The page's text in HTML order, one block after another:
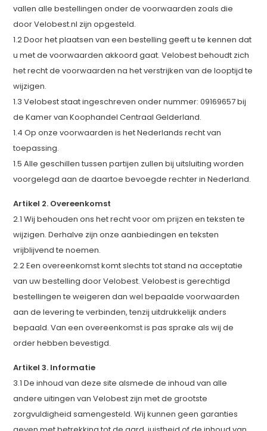
vallen alle bestellingen onder de voorwaarden zoals die
door Velobest.nl zijn opgesteld.
1.2 Door het plaatsen van een bestelling geeft u te kennen dat
u met de voorwaarden akkoord gaat. Velobest behoudt zich
het recht de voorwaarden na het verstrijken van de looptijd te
wijzigen.
1.3 Velobest staat ingeschreven onder nummer: 09169657 bij
de Kamer van Koophandel Centraal Gelderland.
1.4 Op onze voorwaarden is het Nederlands recht van
toepassing.
1.5 Alle geschillen tussen partijen zullen bij uitsluiting worden
voorgelegd aan de daartoe bevoegde rechter in Nederland.
Artikel 2. Overeenkomst
2.1 Wij behouden ons het recht voor om prijzen en teksten te
wijzigen. Derhalve zijn onze aanbiedingen en teksten
vrijblijvend te noemen.
2.2 Een overeenkomst komt slechts tot stand na acceptatie
van uw bestelling door Velobest. Velobest is gerechtigd
bestellingen te weigeren dan wel bepaalde voorwaarden
aan de levering te verbinden, tenzij uitdrukkelijk anders
bepaald. Van een overeenkomst is pas sprake als wij de
order hebben bevestigd.
Artikel 3. Informatie
3.1 De inhoud van deze site alsmede de inhoud van alle
andere uitingen van Velobest zijn met de grootste
zorgvuldigheid samengesteld. Wij kunnen geen garanties